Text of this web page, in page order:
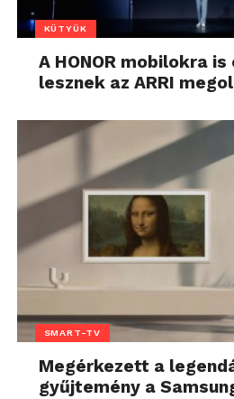
KÜTYÜK
A HONOR mobilokra
lesznek az ARRI
SMART-TV
Megérkezett a
gyűjtemény a